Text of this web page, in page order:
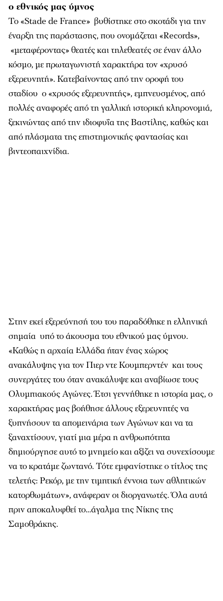
ο εθνικός μας ύμνος
Το «Stade de France» βυθίστηκε στο σκοτάδι για την
έναρξη της παράστασης, που ονομάζεται «Records»,
«μεταφέροντας» θεατές και τηλεθεατές σε έναν άλλο
κόσμο, με πρωταγωνιστή χαρακτήρα τον «χρυσό
εξερευνητή». Κατεβαίνοντας από την οροφή του
σταδίου ο «χρυσός εξερευνητής», εμπνευσμένος, από
πολλές αναφορές από τη γαλλική ιστορική κληρονομιά,
ξεκινώντας από την ιδιοφυΐα της Βαστίλης, καθώς και
από πλάσματα της επιστημονικής φαντασίας και
βιντεοπαιχνίδια.
Στην εκεί εξερεύνησή του του παραδόθηκε η ελληνική
σημαία υπό το άκουσμα του εθνικού μας ύμνου.
«Καθώς η αρχαία Ελλάδα ήταν ένας χώρος
ανακάλυψης για τον Πιερ ντε Κουμπερντέν και τους
συνεργάτες του όταν ανακάλυψε και αναβίωσε τους
Ολυμπιακούς Αγώνες. Έτσι γεννήθηκε η ιστορία μας, ο
χαρακτήρας μας βοήθησε άλλους εξερευνητές να
ξυπνήσουν τα απομεινάρια των Αγώνων και να τα
ξαναχτίσουν, γιατί μια μέρα η ανθρωπότητα
δημιούργησε αυτό το μνημείο και αξίζει να συνεχίσουμε
να το κρατάμε ζωντανό. Τότε εμφανίστηκε ο τίτλος της
τελετής: Ρεκόρ, με την τιμητική έννοια των αθλητικών
κατορθωμάτων», ανάφεραν οι διοργανωτές. Όλα αυτά
πριν αποκαλυφθεί το…άγαλμα της Νίκης της
Σαμοθράκης.